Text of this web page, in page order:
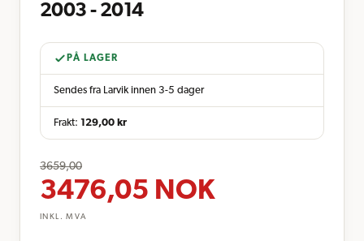
2003 - 2014
PÅ LAGER
Sendes fra Larvik innen 3-5 dager
Frakt: 129,00 kr
3659,00
3476,05 NOK
INKL. MVA